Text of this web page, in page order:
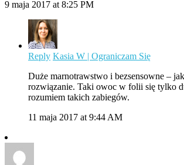
9 maja 2017 at 8:25 PM
Reply Kasia W | Ograniczam Się
Duże marnotrawstwo i bezsensowne –
rozwiązanie. Taki owoc w folii się tylko
rozumiem takich zabiegów.
11 maja 2017 at 9:44 AM